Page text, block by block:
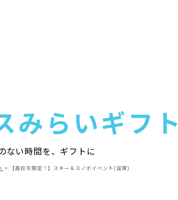
みらいギフト
ない時間を、ギフトに
【高校生限定！】スキー＆スノボイベント(滋賀)